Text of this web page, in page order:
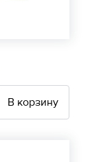
В корзину